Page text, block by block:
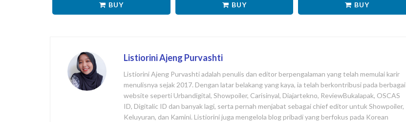
BUY BUY BUY
Listiorini Ajeng Purvashti
Listiorini Ajeng Purvashti adalah penulis dan editor berpengalaman yang telah memulai karir
menulisnya sejak 2017. Dengan latar belakang yang kaya, ia telah berkontribusi pada berbagai
website seperti Urbandigital, Showpoiler, Carisinyal, Diajartekno, ReviewBukalapak, OSCAS
ID, Digitalic ID dan banyak lagi, serta pernah menjabat sebagai chief editor untuk Showpoiler,
Keluyuran, dan Kamini. Listiorini juga mengelola blog pribadi yang berfokus pada Korean